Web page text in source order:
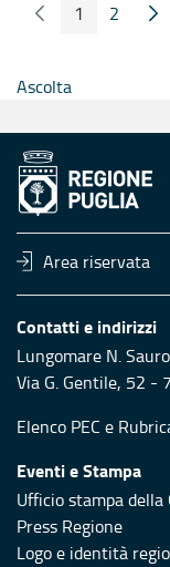
Pagina Precedente
Pagina
1 Pagina
2
Ascolta
Area riservata
Contatti e indirizzi
Lungomare N.
Via G. Gentile, 52 -
Elenco PEC e
Eventi e Stampa
Ufficio stampa della
Press Regione
Logo e identità